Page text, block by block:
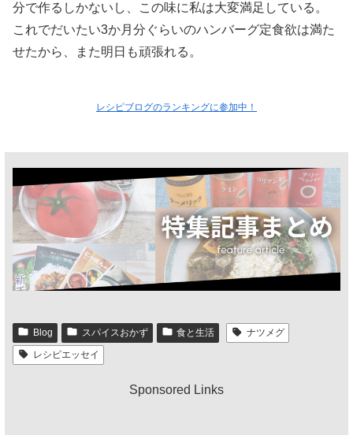
分で作るしかないし、この味に私は大変満足している。
これでだいたい3か月分ぐらいのハンバーグ定食欲は満た
せたから、また明日も頑張れる。
レシピブログのランキングに参加中！
Blog スパイスおかず 食と生活
ナツメグ
レシピエッセイ
Sponsored Links